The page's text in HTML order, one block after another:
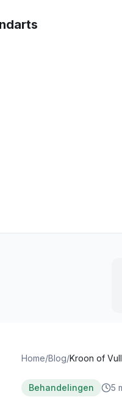
Home/Blog/Kroon of
Behandelingen 5